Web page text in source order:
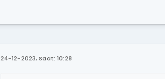
24-12-2023, Saat: 10:28